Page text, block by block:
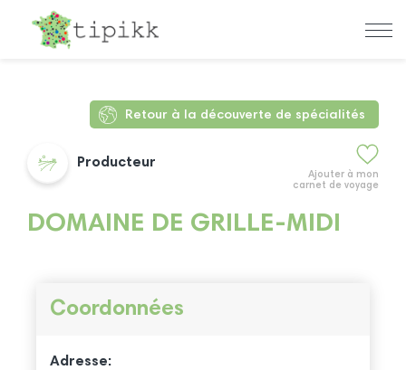
Retour à la découverte de spécialités
Ajouter à mon
carnet de voyage
Producteur
DOMAINE DE GRILLE-MIDI
Coordonnées
Adresse: